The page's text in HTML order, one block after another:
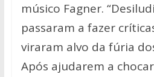
músico Fagner.
passaram a fazer
viraram alvo da fúria
Após ajudarem a